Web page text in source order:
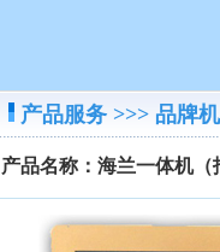
产品服务 >>> 品牌
产品名称：海兰一体机（